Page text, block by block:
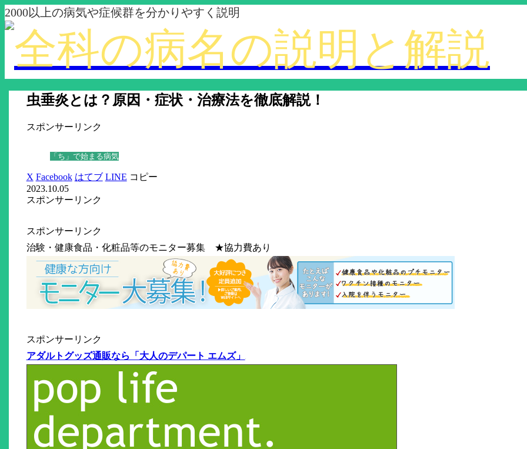
2000以上の病気や症候群を分かりやすく説明
虫垂炎とは？原因・症状・治療法を徹底解説！
スポンサーリンク
「ち」で始まる病気
X Facebook はてブ LINE コピー
2023.10.05
スポンサーリンク
スポンサーリンク
治験・健康食品・化粧品等のモニター募集 ★協力費あり
スポンサーリンク
アダルトグッズ通販なら「大人のデパート エムズ」